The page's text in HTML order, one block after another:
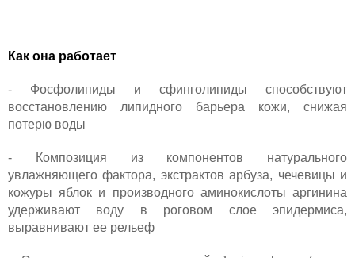
Как она работает
- Фосфолипиды и сфинголипиды способствуют
восстановлению липидного барьера кожи, снижая
потерю воды
- Композиция из компонентов натурального
увлажняющего фактора, экстрактов арбуза, чечевицы и
кожуры яблок и производного аминокислоты аргинина
удерживают воду в роговом слое эпидермиса,
выравнивают ее рельеф